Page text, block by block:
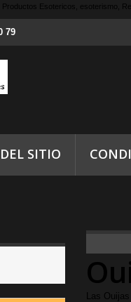
Productos Esotericos, esoterismo,
79
SITIO
Las